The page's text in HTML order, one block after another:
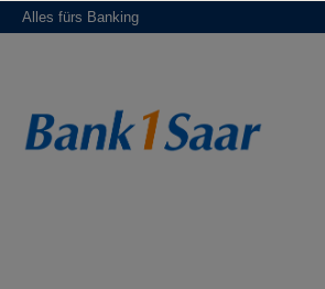
Zur Hauptnavigation springen
Alles fürs Banking